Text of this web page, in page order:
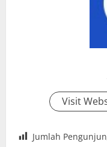
Visit
Jumlah